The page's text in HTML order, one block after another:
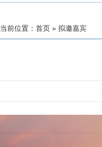
当前位置：首页 » 拟邀嘉宾